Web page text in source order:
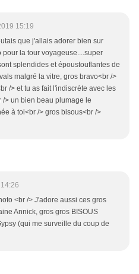
15:19
que j'allais adorer bien sur
pour la tour voyageuse....super
splendides et époustouflantes de
malgré la vitre, gros bravo<br />
/> et tu as fait l'indiscrète avec les
/> un bien beau plumage le
à toi<br /> gros bisous<br />
<br /> J'adore aussi ces gros
Annick, gros gros BISOUS
(qui me surveille du coup de